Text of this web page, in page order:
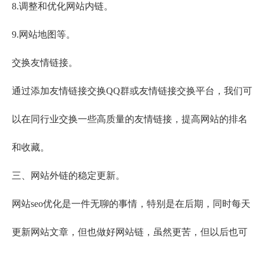
8.调整和优化网站内链。
9.网站地图等。
交换友情链接。
通过添加友情链接交换QQ群或友情链接交换平台，我们可
以在同行业交换一些高质量的友情链接，提高网站的排名
和收藏。
三、网站外链的稳定更新。
网站seo优化是一件无聊的事情，特别是在后期，同时每天
更新网站文章，但也做好网站链，虽然更苦，但以后也可